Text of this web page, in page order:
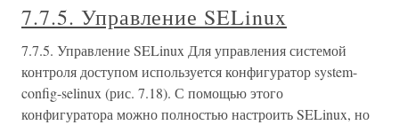
7.7.5. Управление SELinux
7.7.5. Управление SELinux Для управления системой
контроля доступом используется конфигуратор system-
config-selinux (рис. 7.18). С помощью этого
конфигуратора можно полностью настроить SELinux, но